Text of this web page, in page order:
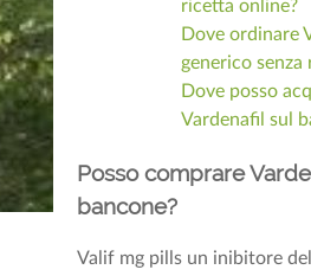
ricetta online?
Dove ordinare
generico
Dove posso
Vardenafil sul
Posso comprare
bancone?
Valif mg pills un inibitore